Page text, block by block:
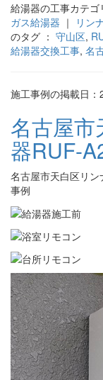
給湯器の工事カテゴ
ガス給湯器 ｜ リン
のタグ ： 守山区,
給湯器交換工事, 名
施工事例の掲載日
名古屋
器RUF-
名古屋市天白区リ
事例